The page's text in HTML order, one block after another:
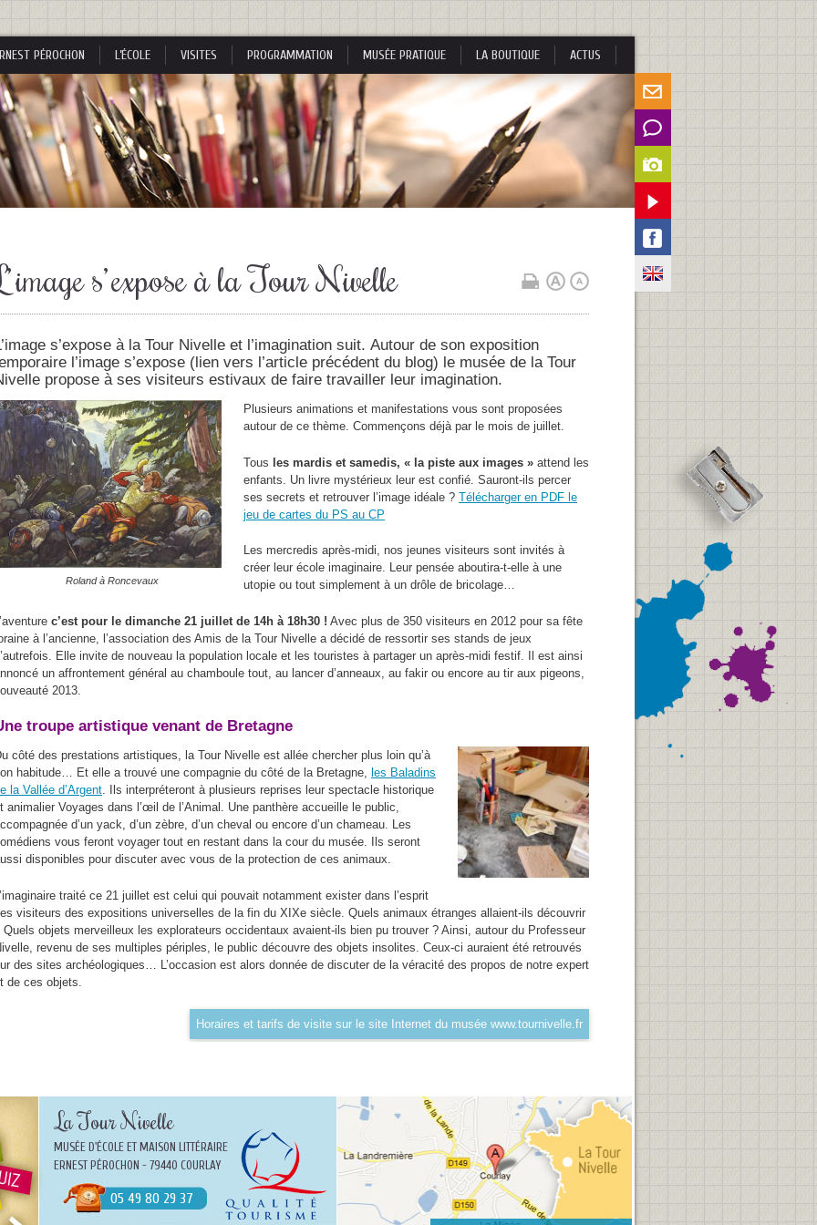
PÉROCHON L’ÉCOLE VISITES PROGRAMMATION MUSÉE PRATIQUE LA BOUTIQUE ACTUS
image s’ expose à la Tour Nivelle
s’expose à la Tour Nivelle et l’imagination suit. Autour de son exposition
l’image s’expose (lien vers l’article précédent du blog) le musée de la Tour
propose à ses visiteurs estivaux de faire travailler leur imagination.
Roland à Roncevaux
Plusieurs animations et manifestations vous sont proposées
autour de ce thème. Commençons déjà par le mois de juillet.
Tous les mardis et samedis, « la piste aux images » attend les
enfants. Un livre mystérieux leur est confié. Sauront-ils percer
ses secrets et retrouver l’image idéale ? Télécharger en PDF le
jeu de cartes du PS au CP
Les mercredis après-midi, nos jeunes visiteurs sont invités à
créer leur école imaginaire. Leur pensée aboutira-t-elle à une
utopie ou tout simplement à un drôle de bricolage…
c’est pour le dimanche 21 juillet de 14h à 18h30 ! Avec plus de 350 visiteurs en 2012 pour sa fête
à l’ancienne, l’association des Amis de la Tour Nivelle a décidé de ressortir ses stands de jeux
Elle invite de nouveau la population locale et les touristes à partager un après-midi festif. Il est ainsi
un affrontement général au chamboule tout, au lancer d’anneaux, au fakir ou encore au tir aux pigeons,
2013.
troupe artistique venant de Bretagne
côté des prestations artistiques, la Tour Nivelle est allée chercher plus loin qu’à
habitude… Et elle a trouvé une compagnie du côté de la Bretagne, les Baladins
la Vallée d’Argent. Ils interpréteront à plusieurs reprises leur spectacle historique
animalier Voyages dans l’œil de l’Animal. Une panthère accueille le public,
d’un yack, d’un zèbre, d’un cheval ou encore d’un chameau. Les
vous feront voyager tout en restant dans la cour du musée. Ils seront
disponibles pour discuter avec vous de la protection de ces animaux.
L’imaginaire traité ce 21 juillet est celui qui pouvait notamment exister dans l’esprit
visiteurs des expositions universelles de la fin du XIXe siècle. Quels animaux étranges allaient-ils découvrir
Quels objets merveilleux les explorateurs occidentaux avaient-ils bien pu trouver ? Ainsi, autour du Professeur
revenu de ses multiples périples, le public découvre des objets insolites. Ceux-ci auraient été retrouvés
des sites archéologiques… L’occasion est alors donnée de discuter de la véracité des propos de notre expert
de ces objets.
Horaires et tarifs de visite sur le site Internet du musée www.tournivelle.fr
La Tour Nivelle
MUSÉE D'ÉCOLE ET MAISON LITTÉRAIRE
ERNEST PÉROCHON - 79440 COURLAY
05 49 80 29 37